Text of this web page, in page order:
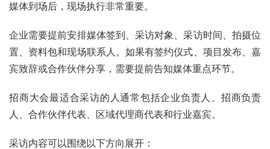
媒体到场后，现场执行非常重要。
企业需要提前安排媒体签到、采访对象、采访时间、拍摄位
置、资料包和现场联系人。如果有签约仪式、项目发布、嘉
宾致辞或合作伙伴分享，需要提前告知媒体重点环节。
招商大会最适合采访的人通常包括企业负责人、招商负责
人、合作伙伴代表、区域代理商代表和行业嘉宾。
采访内容可以围绕以下方向展开：